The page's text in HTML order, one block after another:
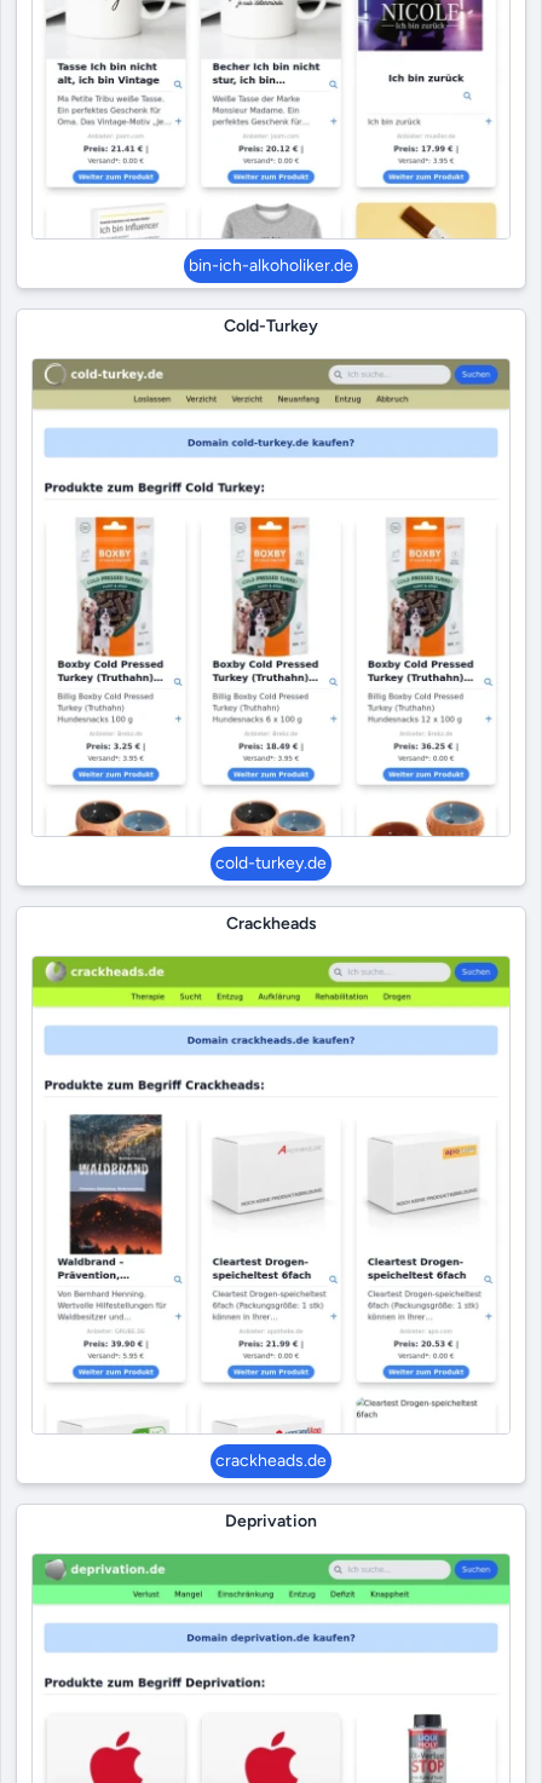
bin-ich-alkoholiker.de
Cold-Turkey
cold-turkey.de
Crackheads
crackheads.de
Deprivation